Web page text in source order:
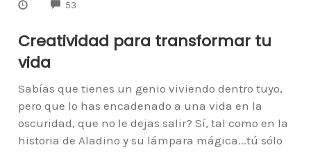
53
Creatividad para transformar tu
vida
Sabías que tienes un genio viviendo dentro tuyo,
pero que lo has encadenado a una vida en la
oscuridad, que no le dejas salir? Sí, tal como en la
historia de Aladino y su lámpara mágica...tú sólo